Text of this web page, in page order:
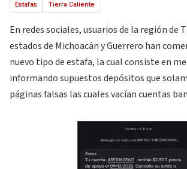
Estafas Tierra Caliente
En redes sociales, usuarios de la región de
estados de Michoacán y Guerrero han
nuevo tipo de estafa, la cual consiste en
informando supuestos depósitos que
páginas falsas las cuales vacían cuentas